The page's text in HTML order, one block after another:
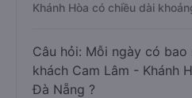
Khánh Hòa có chiều dài
Câu hỏi: Mỗi ngày có bao
khách Cam Lâm - Khánh
Đà Nẵng ?